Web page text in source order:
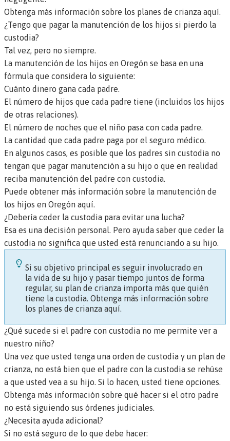
Obtenga más información sobre los planes de crianza aquí.
¿Tengo que pagar la manutención de los hijos si pierdo la
custodia?
Tal vez, pero no siempre.
La manutención de los hijos en Oregón se basa en una
fórmula que considera lo siguiente:
Cuánto dinero gana cada padre.
El número de hijos que cada padre tiene (incluidos los hijos
de otras relaciones).
El número de noches que el niño pasa con cada padre.
La cantidad que cada padre paga por el seguro médico.
En algunos casos, es posible que los padres sin custodia no
tengan que pagar manutención a su hijo o que en realidad
reciba manutención del padre con custodia.
Puede obtener más información sobre la manutención de
los hijos en Oregón aquí.
¿Debería ceder la custodia para evitar una lucha?
Esa es una decisión personal. Pero ayuda saber que ceder la
custodia no significa que usted está renunciando a su hijo.
Si su objetivo principal es seguir involucrado en
la vida de su hijo y pasar tiempo juntos de forma
regular, su plan de crianza importa más que quién
tiene la custodia. Obtenga más información sobre
los planes de crianza aquí.
¿Qué sucede si el padre con custodia no me permite ver a
nuestro niño?
Una vez que usted tenga una orden de custodia y un plan de
crianza, no está bien que el padre con la custodia se rehúse
a que usted vea a su hijo. Si lo hacen, usted tiene opciones.
Obtenga más información sobre qué hacer si el otro padre
no está siguiendo sus órdenes judiciales.
¿Necesita ayuda adicional?
Si no está seguro de lo que debe hacer: